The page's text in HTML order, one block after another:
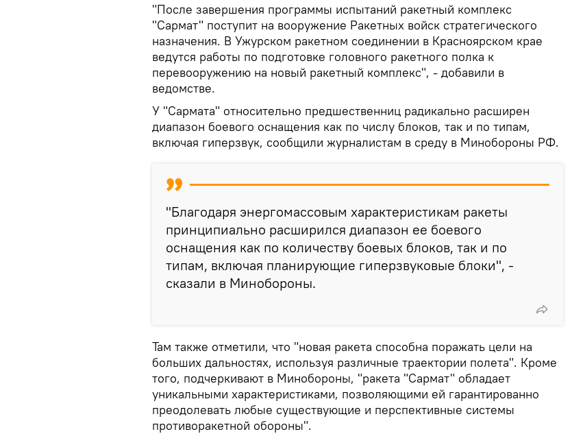
"После завершения программы испытаний ракетный комплекс
"Сармат" поступит на вооружение Ракетных войск стратегического
назначения. В Ужурском ракетном соединении в Красноярском крае
ведутся работы по подготовке головного ракетного полка к
перевооружению на новый ракетный комплекс", - добавили в
ведомстве.
У "Сармата" относительно предшественниц радикально расширен
диапазон боевого оснащения как по числу блоков, так и по типам,
включая гиперзвук, сообщили журналистам в среду в Минобороны РФ.
"Благодаря энергомассовым характеристикам ракеты
принципиально расширился диапазон ее боевого
оснащения как по количеству боевых блоков, так и по
типам, включая планирующие гиперзвуковые блоки", -
сказали в Минобороны.
Там также отметили, что "новая ракета способна поражать цели на
больших дальностях, используя различные траектории полета". Кроме
того, подчеркивают в Минобороны, "ракета "Сармат" обладает
уникальными характеристиками, позволяющими ей гарантированно
преодолевать любые существующие и перспективные системы
противоракетной обороны".